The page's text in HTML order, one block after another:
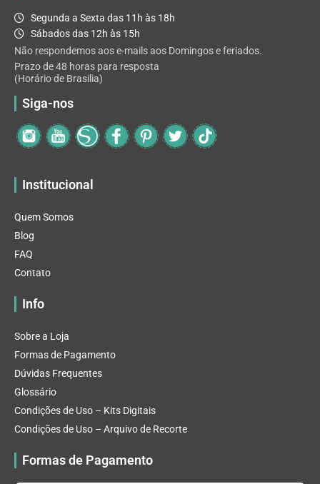
Segunda a Sexta das 11h às 18h
Sábados das 12h às 15h
Não respondemos aos e-mails aos Domingos e feriados.
Prazo de 48 horas para resposta
(Horário de Brasilia)
Siga-nos
Institucional
Quem Somos
Blog
FAQ
Contato
Info
Sobre a Loja
Formas de Pagamento
Dúvidas Frequentes
Glossário
Condições de Uso – Kits Digitais
Condições de Uso – Arquivo de Recorte
Formas de Pagamento